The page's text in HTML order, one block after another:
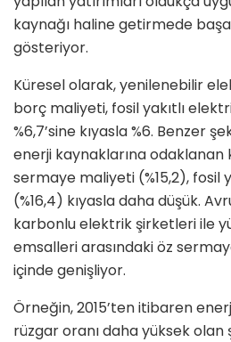
kaynağı haline getirmede
gösteriyor.
Küresel olarak, yenilenebilir
borç maliyeti, fosil yakıtlı
%6,7’sine kıyasla %6. Benzer
enerji kaynaklarına odaklanan
sermaye maliyeti (%15,2), fosil
(%16,4) kıyasla daha düşük.
karbonlu elektrik şirketleri ile
emsalleri arasındaki öz
içinde genişliyor.
Örneğin, 2015’ten itibaren
rüzgar oranı daha yüksek